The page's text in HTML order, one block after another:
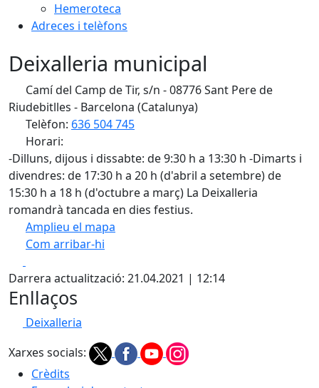
Hemeroteca
Adreces i telèfons
Deixalleria municipal
Camí del Camp de Tir, s/n - 08776 Sant Pere de
Riudebitlles - Barcelona (Catalunya)
Telèfon: 636 504 745
Horari:
-Dilluns, dijous i dissabte: de 9:30 h a 13:30 h -Dimarts i
divendres: de 17:30 h a 20 h (d'abril a setembre) de
15:30 h a 18 h (d'octubre a març) La Deixalleria
romandrà tancada en dies festius.
Amplieu el mapa
Com arribar-hi
+
−
Darrera actualització: 21.04.2021 | 12:14
Enllaços
Deixalleria
Xarxes socials:
Crèdits